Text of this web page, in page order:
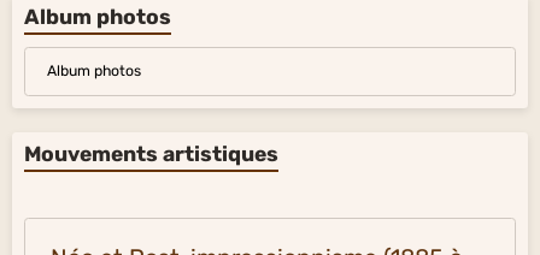
Album photos
Album photos
Mouvements artistiques